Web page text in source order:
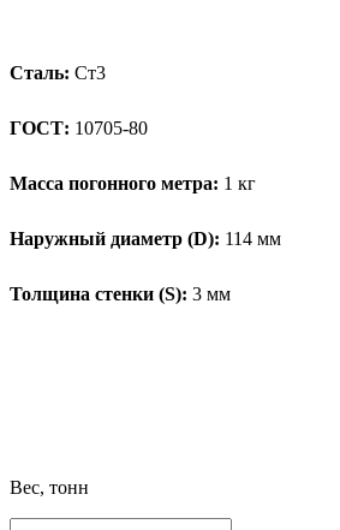
Сталь: Ст3
ГОСТ: 10705-80
Масса погонного метра: 1 кг
Наружный диаметр (D): 114 мм
Толщина стенки (S): 3 мм
Вес, тонн